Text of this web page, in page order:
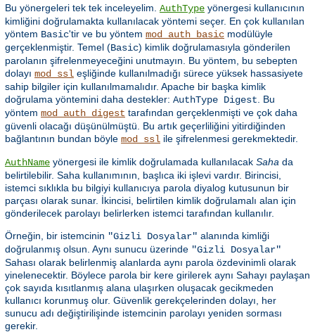
Bu yönergeleri tek tek inceleyelim. AuthType yönergesi kullanıcının
kimliğini doğrulamakta kullanılacak yöntemi seçer. En çok kullanılan
yöntem Basic'tir ve bu yöntem mod_auth_basic modülüyle
gerçeklenmiştir. Temel (Basic) kimlik doğrulamasıyla gönderilen
parolanın şifrelenmeyeceğini unutmayın. Bu yöntem, bu sebepten
dolayı mod_ssl eşliğinde kullanılmadığı sürece yüksek hassasiyete
sahip bilgiler için kullanılmamalıdır. Apache bir başka kimlik
doğrulama yöntemini daha destekler: AuthType Digest . Bu
yöntem mod_auth_digest tarafından gerçeklenmişti ve çok daha
güvenli olacağı düşünülmüştü. Bu artık geçerliliğini yitirdiğinden
bağlantının bundan böyle mod_ssl ile şifrelenmesi gerekmektedir.
AuthName yönergesi ile kimlik doğrulamada kullanılacak Saha da
belirtilebilir. Saha kullanımının, başlıca iki işlevi vardır. Birincisi,
istemci sıklıkla bu bilgiyi kullanıcıya parola diyalog kutusunun bir
parçası olarak sunar. İkincisi, belirtilen kimlik doğrulamalı alan için
gönderilecek parolayı belirlerken istemci tarafından kullanılır.
Örneğin, bir istemcinin "Gizli Dosyalar" alanında kimliği
doğrulanmış olsun. Aynı sunucu üzerinde "Gizli Dosyalar"
Sahası olarak belirlenmiş alanlarda aynı parola özdevinimli olarak
yinelenecektir. Böylece parola bir kere girilerek aynı Sahayı paylaşan
çok sayıda kısıtlanmış alana ulaşırken oluşacak gecikmeden
kullanıcı korunmuş olur. Güvenlik gerekçelerinden dolayı, her
sunucu adı değiştirilişinde istemcinin parolayı yeniden sorması
gerekir.